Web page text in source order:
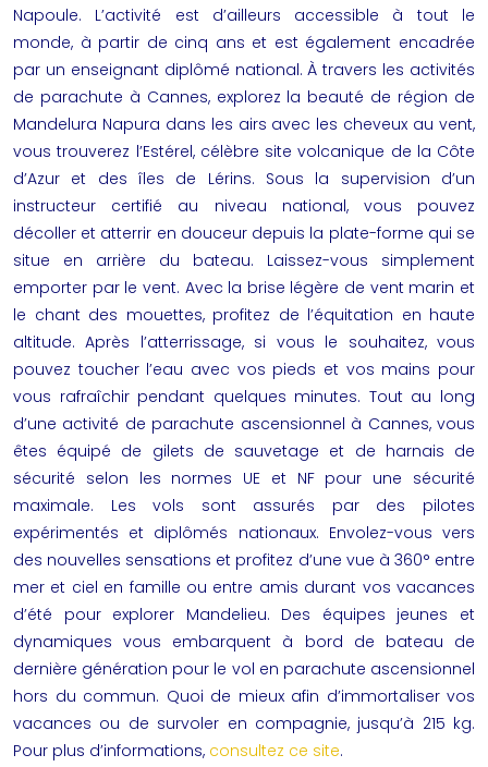
Napoule. L’activité est d’ailleurs accessible à tout le
monde, à partir de cinq ans et est également encadrée
par un enseignant diplômé national. À travers les activités
de parachute à Cannes, explorez la beauté de région de
Mandelura Napura dans les airs avec les cheveux au vent,
vous trouverez l’Estérel, célèbre site volcanique de la Côte
d’Azur et des îles de Lérins. Sous la supervision d’un
instructeur certifié au niveau national, vous pouvez
décoller et atterrir en douceur depuis la plate-forme qui se
situe en arrière du bateau. Laissez-vous simplement
emporter par le vent. Avec la brise légère de vent marin et
le chant des mouettes, profitez de l’équitation en haute
altitude. Après l’atterrissage, si vous le souhaitez, vous
pouvez toucher l’eau avec vos pieds et vos mains pour
vous rafraîchir pendant quelques minutes. Tout au long
d’une activité de parachute ascensionnel à Cannes, vous
êtes équipé de gilets de sauvetage et de harnais de
sécurité selon les normes UE et NF pour une sécurité
maximale. Les vols sont assurés par des pilotes
expérimentés et diplômés nationaux. Envolez-vous vers
des nouvelles sensations et profitez d’une vue à 360° entre
mer et ciel en famille ou entre amis durant vos vacances
d’été pour explorer Mandelieu. Des équipes jeunes et
dynamiques vous embarquent à bord de bateau de
dernière génération pour le vol en parachute ascensionnel
hors du commun. Quoi de mieux afin d’immortaliser vos
vacances ou de survoler en compagnie, jusqu’à 215 kg.
Pour plus d’informations, consultez ce site.